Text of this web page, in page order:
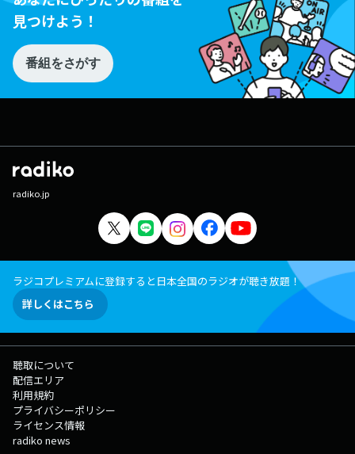
見つけよう！
番組をさがす
radiko.jp
ラジコプレミアムに登録すると日本全国のラジオが聴き放題！
詳しくはこちら
聴取について
配信エリア
利用規約
プライバシーポリシー
ライセンス情報
radiko news